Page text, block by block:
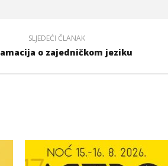
SLJEDEĆI ČLANAK
o zajedničkom jeziku